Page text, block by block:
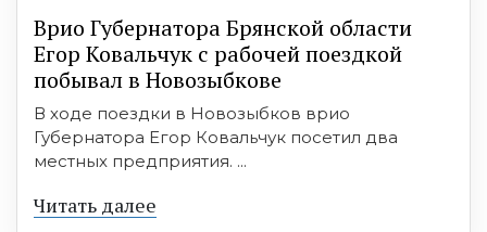
Врио Губернатора Брянской области
Егор Ковальчук с рабочей поездкой
побывал в Новозыбкове
В ходе поездки в Новозыбков врио
Губернатора Егор Ковальчук посетил два
местных предприятия. ...
Читать далее